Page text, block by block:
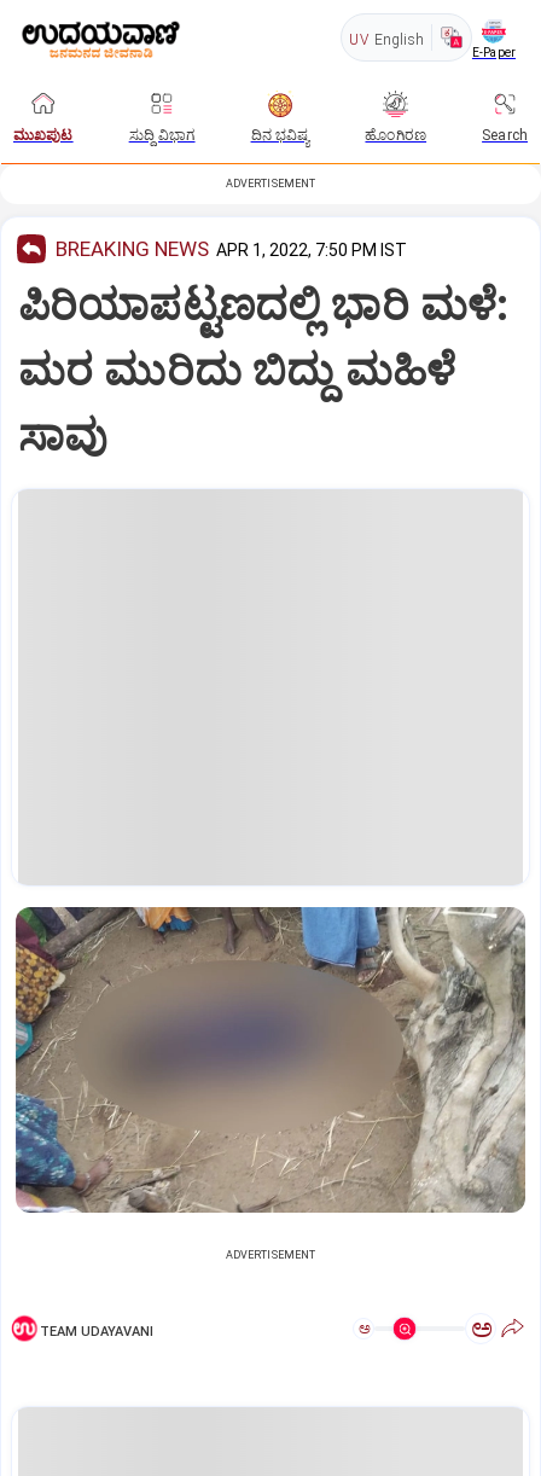
UV English
E-Paper
ಮುಖಪುಟ ಸುದ್ದಿ ವಿಭಾಗ ದಿನ ಭವಿಷ್ಯ ಹೊಂಗಿರಣ Search
ADVERTISEMENT
BREAKING NEWS APR 1, 2022, 7:50 PM IST
ಪಿರಿಯಾಪಟ್ಟಣದಲ್ಲಿ ಭಾರಿ ಮಳೆ:
ಮರ ಮುರಿದು ಬಿದ್ದು ಮಹಿಳೆ
ಸಾವು
ADVERTISEMENT
TEAM UDAYAVANI ಅ ಅ